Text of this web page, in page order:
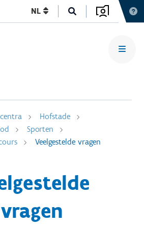
NL
Hofstade
Sporten
Veelgestelde vragen
vragen